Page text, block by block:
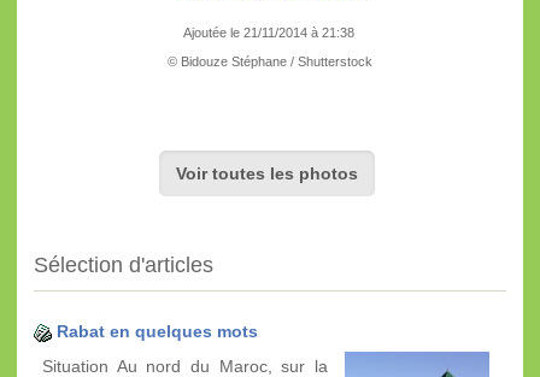
Ajoutée le 21/11/2014 à 21:38
© Bidouze Stéphane / Shutterstock
Voir toutes les photos
Sélection d'articles
Rabat en quelques mots
Situation Au nord du Maroc, sur la